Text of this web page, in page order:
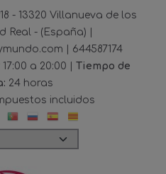
- 13320 Villanueva de los
Real - (España) |
|
644587174
a 20:00 | Tiempo de
24 horas
incluidos